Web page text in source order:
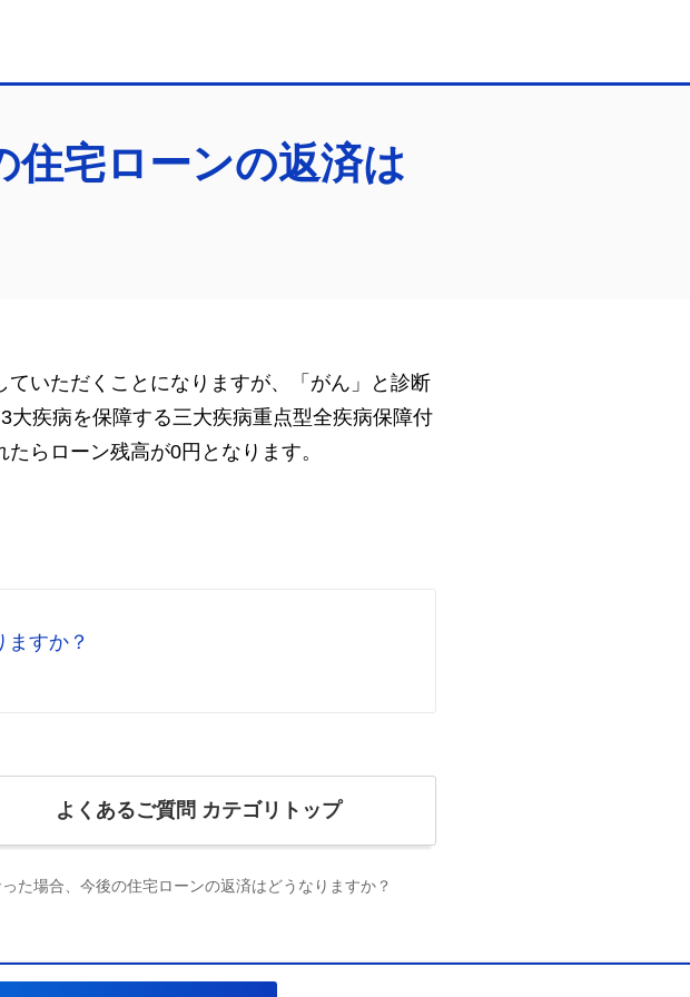
住宅ローンの返済は
いただくことになりますが、「がん」と診断
疾病を保障する三大疾病重点型全疾病保障付
らローン残高が0円となります。
すか？
よくあるご質問 カテゴリトップ
た場合、今後の住宅ローンの返済はどうなりますか？